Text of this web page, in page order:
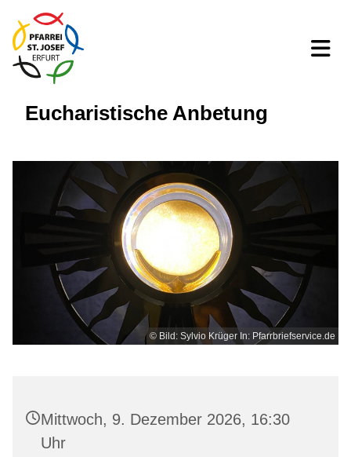
Eucharistische Anbetung
© Bild: Sylvio Krüger In: Pfarrbriefservice.de
Mittwoch, 9. Dezember 2026, 16:30
Uhr